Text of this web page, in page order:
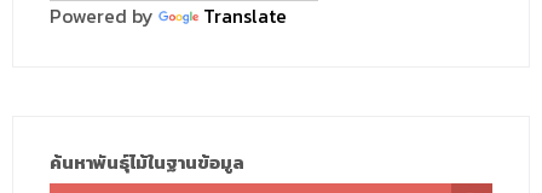
Powered by Translate
ค้นหาพันธุ์ไม้ในฐานข้อมูล